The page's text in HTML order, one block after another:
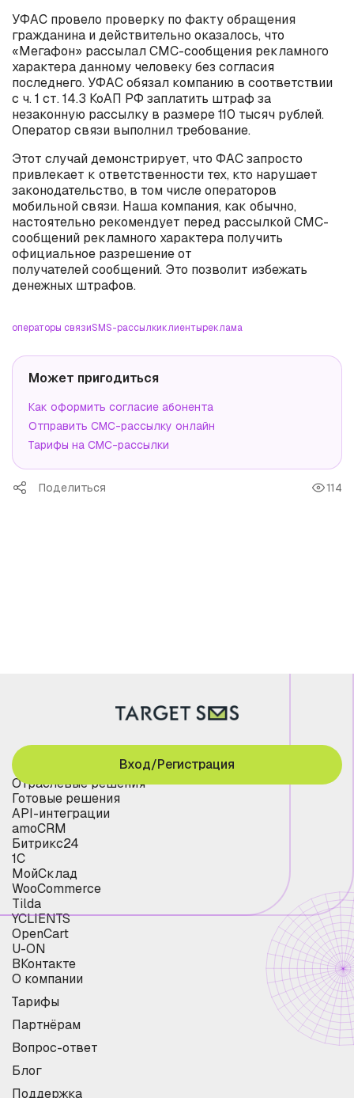
УФАС провело проверку по факту обращения
гражданина и действительно оказалось, что
«Мегафон» рассылал СМС-сообщения рекламного
характера данному человеку без согласия
последнего. УФАС обязал компанию в соответствии
с ч. 1 ст. 14.3 КоАП РФ заплатить штраф за
незаконную рассылку в размере 110 тысяч рублей.
Оператор связи выполнил требование.
Этот случай демонстрирует, что ФАС запросто
привлекает к ответственности тех, кто нарушает
законодательство, в том числе операторов
мобильной связи. Наша компания, как обычно,
настоятельно рекомендует перед рассылкой СМС-
сообщений рекламного характера получить
официальное разрешение от
получателей сообщений. Это позволит избежать
денежных штрафов.
операторы связиSMS-рассылкиклиентыреклама
Может пригодиться
Как оформить согласие абонента
Отправить СМС-рассылку онлайн
Тарифы на СМС-рассылки
Поделиться 114
Отраслевые решения
Готовые решения
API-интеграции
amoCRM
Битрикс24
1С
МойСклад
WooCommerce
Tilda
YCLIENTS
OpenCart
U-ON
ВКонтакте
О компании
Тарифы
Партнёрам
Вопрос-ответ
Блог
Поддержка
Вход/Регистрация